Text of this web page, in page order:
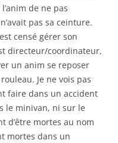
de ne pas
pas sa ceinture.
censé gérer son
directeur/coordinateur,
un anim se reposer
Je ne vois pas
faire dans un accident
le minivan, ni sur le
d’être mortes au nom
mortes dans un